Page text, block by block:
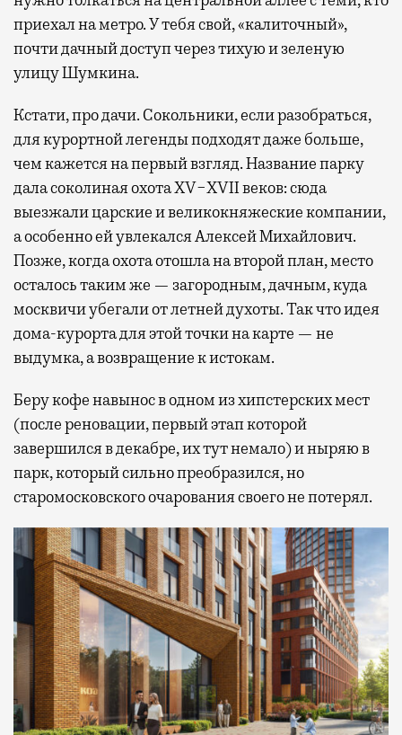
приехал на метро. У тебя свой, «калиточный»,
почти дачный доступ через тихую и зеленую
улицу Шумкина.
Кстати, про дачи. Сокольники, если разобраться,
для курортной легенды подходят даже больше,
чем кажется на первый взгляд. Название парку
дала соколиная охота XV−XVII веков: сюда
выезжали царские и великокняжеские компании,
а особенно ей увлекался Алексей Михайлович.
Позже, когда охота отошла на второй план, место
осталось таким же — загородным, дачным, куда
москвичи убегали от летней духоты. Так что идея
дома-курорта для этой точки на карте — не
выдумка, а возвращение к истокам.
Беру кофе навынос в одном из хипстерских мест
(после реновации, первый этап которой
завершился в декабре, их тут немало) и ныряю в
парк, который сильно преобразился, но
старомосковского очарования своего не потерял.